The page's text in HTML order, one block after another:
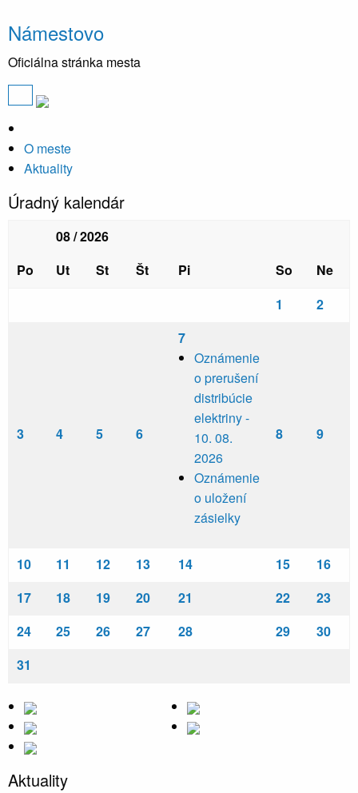
Námestovo
Oficiálna stránka mesta
O meste
Aktuality
Úradný kalendár
08 / 2026
Po
Ut St Št Pi So
Ne
1
2
3 4 5 6
7
Oznámenie
o prerušení
distribúcie
elektriny -
10. 08.
2026
Oznámenie
o uložení
zásielky
8 9
10 11 12 13 14 15
16
17
18 19 20 21 22
23
24
25 26 27 28 29
30
31
Aktuality